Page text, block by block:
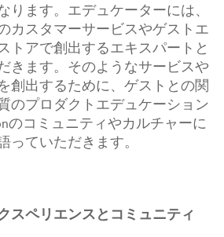
ります。エデュケーターには、
カスタマーサービスやゲストエ
トアで創出するエキスパートと
きます。そのようなサービスや
創出するために、ゲストとの関
のプロダクトエデュケーション
のコミュニティやカルチャーに
っていただきます。
スペリエンスとコミュニティ